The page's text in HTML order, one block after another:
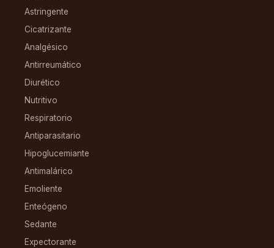
Astringente
Cicatrizante
Analgésico
Antirreumático
Diurético
Nutritivo
Respiratorio
Antiparasitario
Hipoglucemiante
Antimalárico
Emoliente
Enteógeno
Sedante
Expectorante